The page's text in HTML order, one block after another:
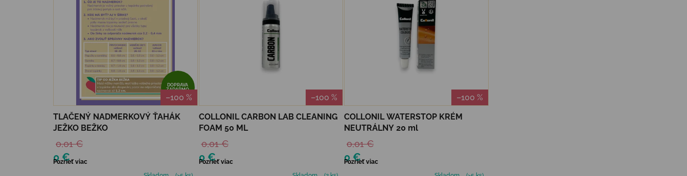
DOPRAVA
ZADARMO
–100 %
TLAČENÝ NADMERKOVÝ ŤAHÁK
JEŽKO BEŽKO
0 €
0,01 €
Pozrieť viac
–100 %
COLLONIL CARBON LAB CLEANING
FOAM 50 ML
0 €
0,01 €
Pozrieť viac
–100 %
COLLONIL WATERSTOP KRÉM
NEUTRÁLNY 20 ml
0 €
0,01 €
Pozrieť viac